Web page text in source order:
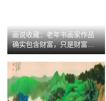
画说收藏：老年书画家作品
确实包含财富，只是财富是
属于经营者的